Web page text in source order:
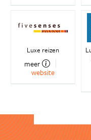
Luxe reizen
meer
website